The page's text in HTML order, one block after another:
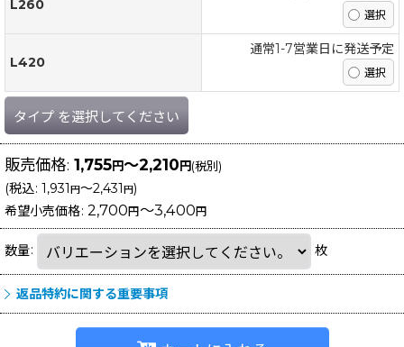
L260
L420
通常1-7営業日に発送予定
タイプ を選択してください
販売価格: 1,755円～2,210円(税別)
(税込: 1,931円～2,431円)
希望小売価格: 2,700円～3,400円
数量: 枚
返品特約に関する重要事項